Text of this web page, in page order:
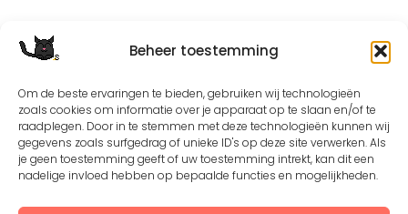
Beheer toestemming
Om de beste ervaringen te bieden, gebruiken wij technologieën
zoals cookies om informatie over je apparaat op te slaan en/of te
raadplegen. Door in te stemmen met deze technologieën kunnen wij
gegevens zoals surfgedrag of unieke ID's op deze site verwerken. Als
je geen toestemming geeft of uw toestemming intrekt, kan dit een
nadelige invloed hebben op bepaalde functies en mogelijkheden.
©2008 - 2026. All Rights Reserved. Protected by
Creative Common license 3.0
Mogelijk gemaakt door - Designed withHueman Pro